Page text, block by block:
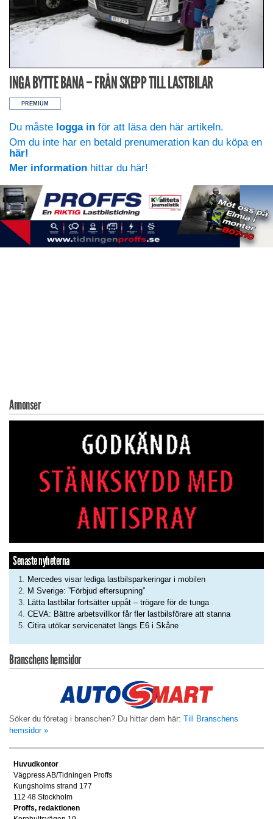
INGA BYTTE BANA – FRÅN SKEPP TILL LASTBILAR
Du måste logga in för att läsa den här artikeln.
Om du inte har en betald prenumeration kan du köpa en
här!
Mer information hittar du här!
Annonser
Senaste nyheterna
Mercedes visar lediga lastbilsparkeringar i mobilen
M Sverige: ”Förbjud eftersupning”
Lätta lastbilar fortsätter uppåt – trögare för de tunga
CEVA: Bättre arbetsvillkor får fler lastbilsförare att stanna
Citira utökar servicenätet längs E6 i Skåne
Branschens hemsidor
Söker du företag i branschen? Du hittar dem här: Till Branschens
hemsidor »
Huvudkontor
Vägpress AB/Tidningen Proffs
Kungsholms strand 177
112 48 Stockholm
Proffs, redaktionen